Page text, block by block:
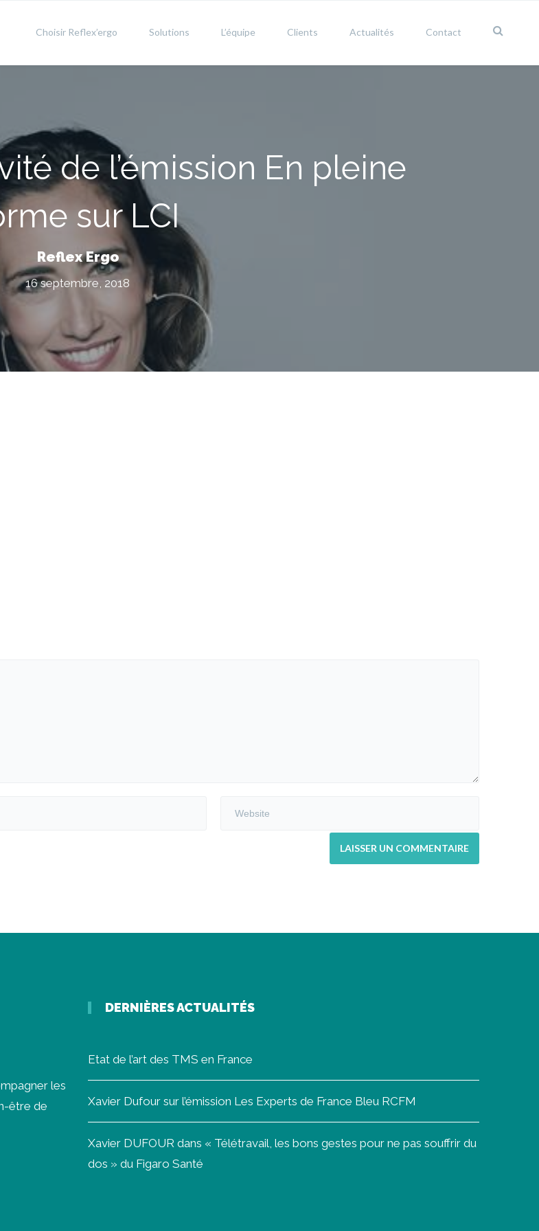
Choisir Reflex’ergo Solutions L’équipe Clients Actualités Contact
de l’émission En pleine
sur LCI
Reflex Ergo
16 septembre, 2018
les
être de
DERNIÈRES ACTUALITÉS
Etat de l’art des TMS en France
Xavier Dufour sur l’émission Les Experts de France Bleu RCFM
Xavier DUFOUR dans « Télétravail, les bons gestes pour ne pas souffrir du
dos » du Figaro Santé